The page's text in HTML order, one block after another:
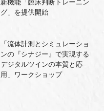
新機能「臨床判断トレーニン
グ」を提供開始
「流体計測とシミュレーショ
ンの『シナジー』で実現する
デジタルツインの本質と応
用」ワークショップ